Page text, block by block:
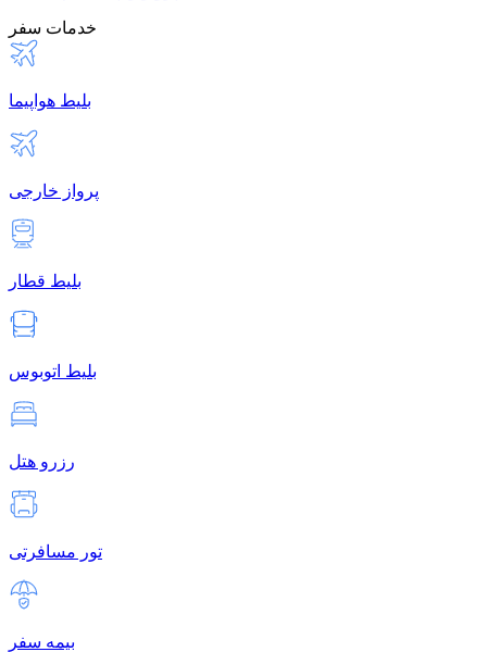
خدمات سفر
بلیط هواپیما
پرواز خارجی
بلیط قطار
بلیط اتوبوس
رزرو هتل
تور مسافرتی
بیمه سفر